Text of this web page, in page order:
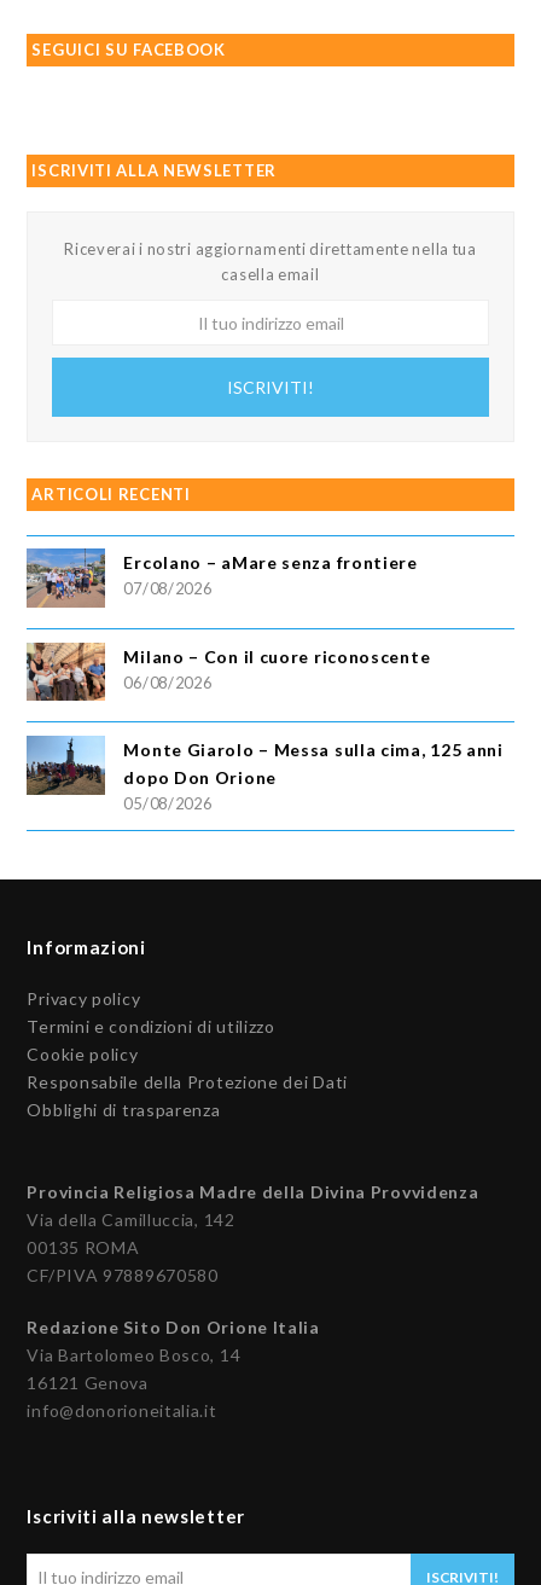
SEGUICI SU FACEBOOK
ISCRIVITI ALLA NEWSLETTER
Riceverai i nostri aggiornamenti direttamente nella tua
casella email
ISCRIVITI!
ARTICOLI RECENTI
Ercolano – aMare senza frontiere
07/08/2026
Milano – Con il cuore riconoscente
06/08/2026
Monte Giarolo – Messa sulla cima, 125 anni
dopo Don Orione
05/08/2026
Informazioni
Privacy policy
Termini e condizioni di utilizzo
Cookie policy
Responsabile della Protezione dei Dati
Obblighi di trasparenza
Provincia Religiosa Madre della Divina Provvidenza
Via della Camilluccia, 142
00135 ROMA
CF/PIVA 97889670580
Redazione Sito Don Orione Italia
Via Bartolomeo Bosco, 14
16121 Genova
info@donorioneitalia.it
Iscriviti alla newsletter
ISCRIVITI!